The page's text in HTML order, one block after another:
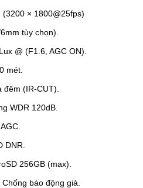
× 1800@25fps)
tùy chọn).
@ (F1.6, AGC ON).
mét.
(IR-CUT).
WDR 120dB.
DNR.
256GB (max).
báo động giả.